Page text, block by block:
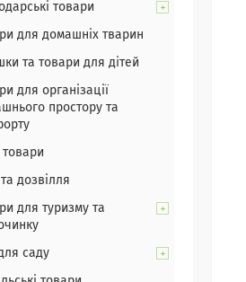
товари
для домашніх тварин
та товари для дітей
для організації
простору та
товари
дозвілля
для туризму та
саду